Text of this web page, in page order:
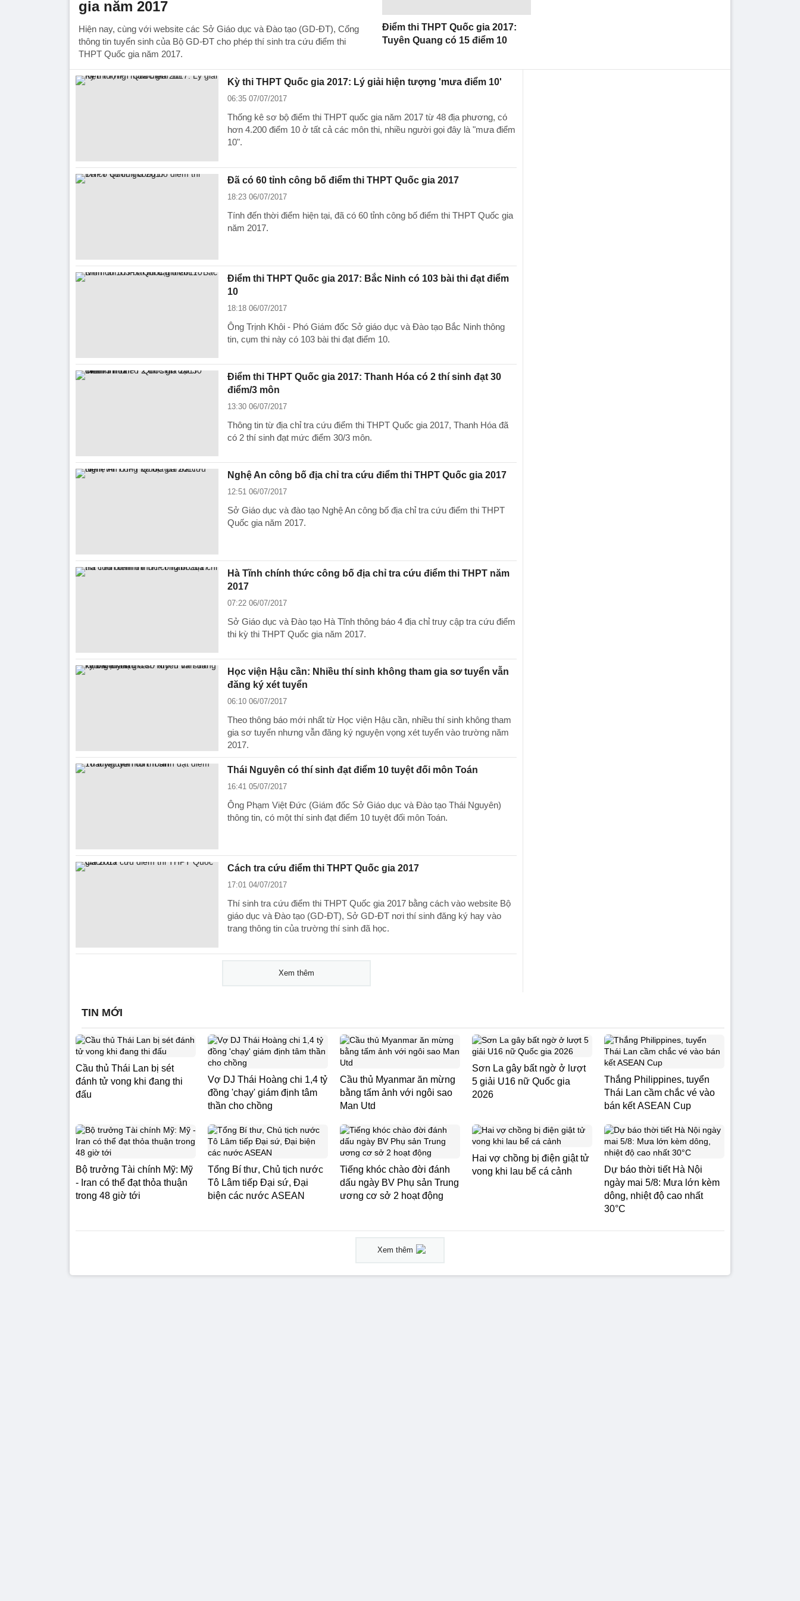
gia năm 2017
Hiện nay, cùng với website các Sở Giáo dục và Đào tạo (GD-ĐT), Cổng
thông tin tuyển sinh của Bộ GD-ĐT cho phép thí sinh tra cứu điểm thi
THPT Quốc gia năm 2017.
Điểm thi THPT Quốc gia 2017:
Tuyên Quang có 15 điểm 10
Kỳ thi THPT Quốc gia 2017: Lý giải hiện tượng 'mưa điểm 10'
06:35 07/07/2017
Thống kê sơ bộ điểm thi THPT quốc gia năm 2017 từ 48 địa phương, có
hơn 4.200 điểm 10 ở tất cả các môn thi, nhiều người gọi đây là "mưa điểm
10".
Đã có 60 tỉnh công bố điểm thi THPT Quốc gia 2017
18:23 06/07/2017
Tính đến thời điểm hiện tại, đã có 60 tỉnh công bố điểm thi THPT Quốc gia
năm 2017.
Điểm thi THPT Quốc gia 2017: Bắc Ninh có 103 bài thi đạt điểm
10
18:18 06/07/2017
Ông Trịnh Khôi - Phó Giám đốc Sở giáo dục và Đào tạo Bắc Ninh thông
tin, cụm thi này có 103 bài thi đạt điểm 10.
Điểm thi THPT Quốc gia 2017: Thanh Hóa có 2 thí sinh đạt 30
điểm/3 môn
13:30 06/07/2017
Thông tin từ địa chỉ tra cứu điểm thi THPT Quốc gia 2017, Thanh Hóa đã
có 2 thí sinh đạt mức điểm 30/3 môn.
Nghệ An công bố địa chỉ tra cứu điểm thi THPT Quốc gia 2017
12:51 06/07/2017
Sở Giáo dục và đào tạo Nghệ An công bố địa chỉ tra cứu điểm thi THPT
Quốc gia năm 2017.
Hà Tĩnh chính thức công bố địa chỉ tra cứu điểm thi THPT năm
2017
07:22 06/07/2017
Sở Giáo dục và Đào tạo Hà Tĩnh thông báo 4 địa chỉ truy cập tra cứu điểm
thi kỳ thi THPT Quốc gia năm 2017.
Học viện Hậu cần: Nhiều thí sinh không tham gia sơ tuyển vẫn
đăng ký xét tuyển
06:10 06/07/2017
Theo thông báo mới nhất từ Học viện Hậu cần, nhiều thí sinh không tham
gia sơ tuyển nhưng vẫn đăng ký nguyện vọng xét tuyển vào trường năm
2017.
Thái Nguyên có thí sinh đạt điểm 10 tuyệt đối môn Toán
16:41 05/07/2017
Ông Phạm Việt Đức (Giám đốc Sở Giáo dục và Đào tạo Thái Nguyên)
thông tin, có một thí sinh đạt điểm 10 tuyệt đối môn Toán.
Cách tra cứu điểm thi THPT Quốc gia 2017
17:01 04/07/2017
Thí sinh tra cứu điểm thi THPT Quốc gia 2017 bằng cách vào website Bộ
giáo dục và Đào tạo (GD-ĐT), Sở GD-ĐT nơi thí sinh đăng ký hay vào
trang thông tin của trường thí sinh đã học.
Xem thêm
TIN MỚI
Cầu thủ Thái Lan bị sét
đánh tử vong khi đang thi
đấu
Vợ DJ Thái Hoàng chi 1,4 tỷ
đồng 'chạy' giám định tâm
thần cho chồng
Cầu thủ Myanmar ăn mừng
bằng tấm ảnh với ngôi sao
Man Utd
Sơn La gây bất ngờ ở lượt
5 giải U16 nữ Quốc gia
2026
Thắng Philippines, tuyển
Thái Lan cầm chắc vé vào
bán kết ASEAN Cup
Bộ trưởng Tài chính Mỹ: Mỹ
- Iran có thể đạt thỏa thuận
trong 48 giờ tới
Tổng Bí thư, Chủ tịch nước
Tô Lâm tiếp Đại sứ, Đại
biện các nước ASEAN
Tiếng khóc chào đời đánh
dấu ngày BV Phụ sản Trung
ương cơ sở 2 hoạt động
Hai vợ chồng bị điện giật tử
vong khi lau bể cá cảnh
Dự báo thời tiết Hà Nội
ngày mai 5/8: Mưa lớn kèm
dông, nhiệt độ cao nhất
30°C
Xem thêm